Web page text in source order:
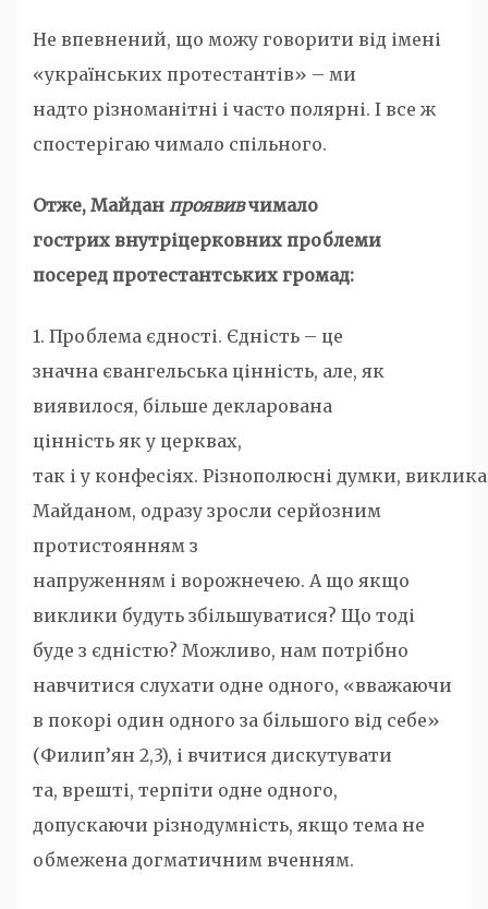
Не впевнений, що можу говорити від імені
«українських протестантів» – ми
надто різноманітні і часто полярні. І все ж
спостерігаю чимало спільного.
Отже, Майдан проявивчимало
гострих внутріцерковних проблеми
посеред протестантських громад:
1. Проблема єдності. Єдність – це
значна євангельська цінність, але, як
виявилося, більше декларована
цінність як у церквах,
так і у конфесіях. Різнополюсні думки,
Майданом, одразу зросли серйозним
протистоянням з
напруженням і ворожнечею. А що якщо
виклики будуть збільшуватися? Що тоді
буде з єдністю? Можливо, нам потрібно
навчитися слухати одне одного, «вважаючи
в покорі один одного за більшого від себе»
(Филип’ян 2,3), і вчитися дискутувати
та, врешті, терпіти одне одного,
допускаючи різнодумність, якщо тема не
обмежена догматичним вченням.